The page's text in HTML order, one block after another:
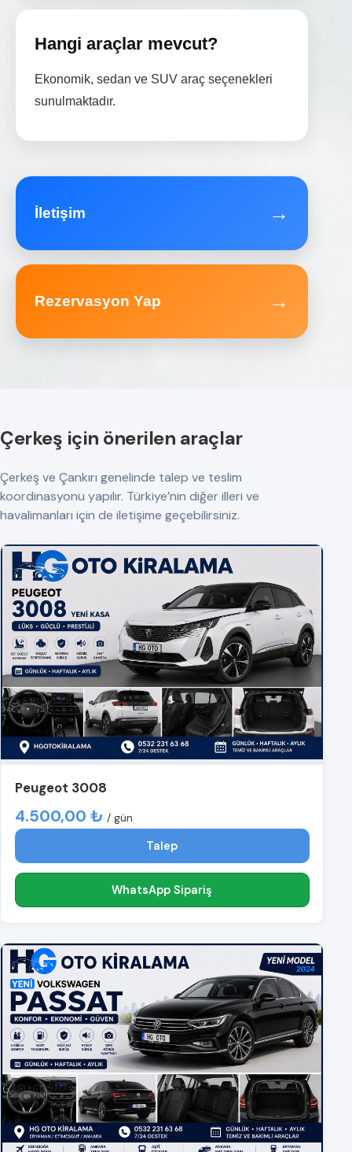
Hangi araçlar mevcut?
Ekonomik, sedan ve SUV araç seçenekleri
sunulmaktadır.
İletişim →
Rezervasyon Yap →
Çerkeş için önerilen araçlar
Çerkeş ve Çankırı genelinde talep ve teslim
koordinasyonu yapılır. Türkiye’nin diğer illeri ve
havalimanları için de iletişime geçebilirsiniz.
Peugeot 3008
4.500,00 ₺ / gün
Talep
WhatsApp Sipariş